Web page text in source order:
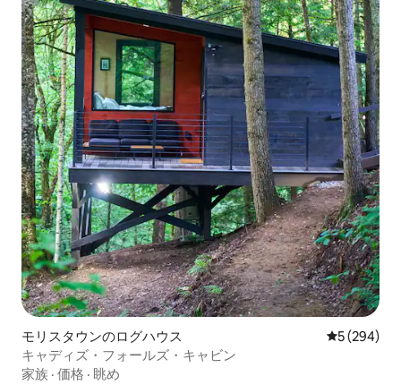
モリスタウンのログハウス レビュー
5 (294)
キャディズ・フォールズ・キャビン
家族 · 価格 · 眺め